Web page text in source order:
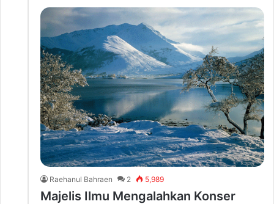
Raehanul Bahraen 2 5,989
Majelis Ilmu Mengalahkan Konser